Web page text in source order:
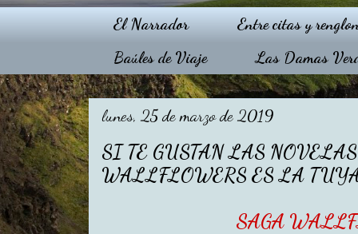
El Narrador
Entre citas y
Baúles de Viaje
Las Damas
lunes, 25 de marzo de 2019
SI TE GUSTAN LAS
WALLFLOWERS ES LA
SAGA